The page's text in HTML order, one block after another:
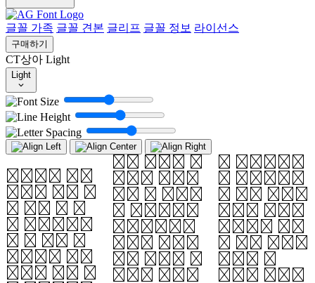
글꼴 가족 글꼴 견본 글리프 글꼴 정보 라이선스
구매하기
CT상아 Light
Light
가을에는 무엇
보다도 제일 좋
은 것이 달 밝
은 것입니다.
일 년 중에 가
을달처럼 맑고
서늘한 달은 다
나, 모이자 한
곳으로 모입니
다. 그 자리에
는 단풍나무에
에워싸였거나
그렇지 않으면
다른 무엇에 에
워싸인 조그마
에 울긋불긋하
게 물감칠(잉
크 칠을 조금씩
하여도 좋습니
다.)을 하고
그 위에 먹으로
‘가을 놀
이’, ‘달맞